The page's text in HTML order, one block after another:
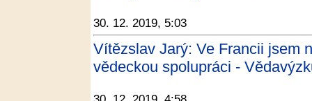
30. 12. 2019, 5:03
Vítězslav Jarý: Ve Francii jsem
vědeckou spolupráci -